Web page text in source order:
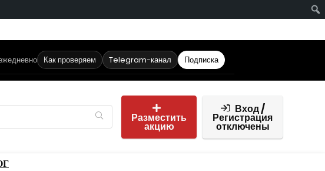
Как проверяем Telegram-канал Подписка
Разместить
акцию
Вход /
Регистрация
отключены